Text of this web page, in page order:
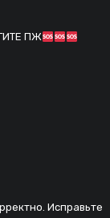
ПЖ
Исправьте